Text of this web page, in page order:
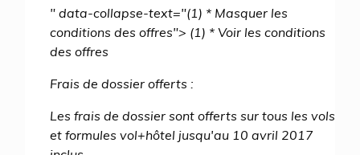
" data-collapse-text="(1) * Masquer les
conditions des offres"> (1) * Voir les conditions
des offres
Frais de dossier offerts :
Les frais de dossier sont offerts sur tous les vols
et formules vol+hôtel jusqu'au 10 avril 2017